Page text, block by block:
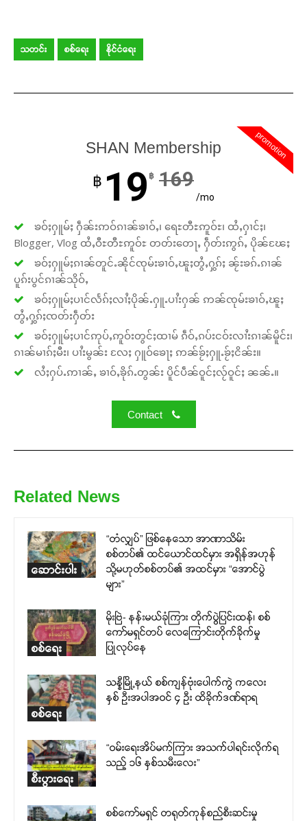
သတင်း စစ်ရေး နိုင်ငံရေး
promotion
SHAN Membership
฿ 19 ฿ 169
/mo
ၶဝ်ႈႁူမ်ႈ ႁဵၼ်းဢဝ်ၵၢၼ်ၶၢဝ်ႇ၊ ရေႊတီႊဢူဝ်ႊ၊ ထႆႇႁၢင်ႈ၊
Blogger, Vlog ထႆႇဝီႊတီႊဢူဝ်ႊ တတ်းတေႃႇ ႁဵတ်းဢွၵ်ႇ ပိုၼ်ၽႄႈ
ၶဝ်ႈႁူမ်ႈၵၢၼ်တူင်ႉၼိုင်ၸုမ်းၶၢဝ်ႇၽူႈတွႆႇႁွၵ်ႈ ၼႂ်းၶၵ်ႉၵၢၼ်
ပူၵ်းပွင်ၵၢၼ်သိုဝ်ႇ
ၶဝ်ႈႁူမ်ႈပၢင်လႅၵ်ႈလၢႆႈပိုၼ်ႉႁူႉပၢႆးႁၼ် ဢၼ်ၸုမ်းၶၢဝ်ႇၽူႈ
တွႆႇႁွၵ်ႈၸတ်းႁဵတ်း
ၶဝ်ႈႁူမ်ႈပၢင်ဢုပ်ႇဢူဝ်းတွင်ႈထၢမ် ၵဵဝ်ႇၵပ်းငဝ်းလၢႆးၵၢၼ်မိူင်း၊
ၵၢၼ်မၢၵ်ႈမီး၊ ပၢႆးမွၼ်း လႄႈ ႁူဝ်ၶေႃႈ ဢၼ်ၶႂ်ႈႁူႉၶႂ်ႈငိၼ်း။
လႆႈႁပ်ႉဢၢၼ်ႇ ၶၢဝ်ႇၶိုၵ်ႉတွၼ်း ပိူင်ပဵၼ်ဝူင်ႈလႂ်ဝူင်ႈ ၼၼ်ႉ။
Contact
Related News
ဆောင်းပါး
“တံလျှပ်” ဖြစ်နေသော အာဏာသိမ်း
စစ်တပ်၏ ထင်ယောင်ထင်မှား အရှိန်အဟုန်
သို့မဟုတ်စစ်တပ်၏ အထင်မှား “အောင်ပွဲ
များ”
စစ်ရေး
မိုးဗြဲ- နန်းမယ်ခုံကြား တိုက်ပွဲပြင်းထန်၊ စစ်
ကော်မရှင်တပ် လေကြောင်းတိုက်ခိုက်မှု
ပြုလုပ်နေ
စစ်ရေး
သန္နီမြို့နယ် စစ်ကျန်ဗုံးပေါက်ကွဲ ကလေး
နှစ် ဦးအပါအဝင် ၄ ဦး ထိခိုက်ဒဏ်ရာရ
စီးပွားရေး
“ဝမ်းရေးအိပ်မက်ကြား အသက်ပါရင်းလိုက်ရ
သည့် ၁၆ နှစ်သမီးလေး”
စစ်ကော်မရှင် တရုတ်ကုန်စည်စီးဆင်းမှု